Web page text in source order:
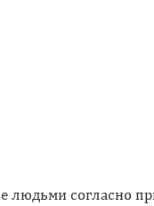
людьми согласно